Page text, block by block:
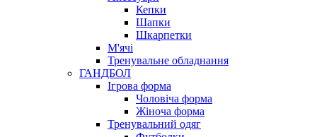
Кепки
Шапки
Шкарпетки
М'ячі
Тренувальне обладнання
ГАНДБОЛ
Ігрова форма
Чоловіча форма
Жіноча форма
Тренувальний одяг